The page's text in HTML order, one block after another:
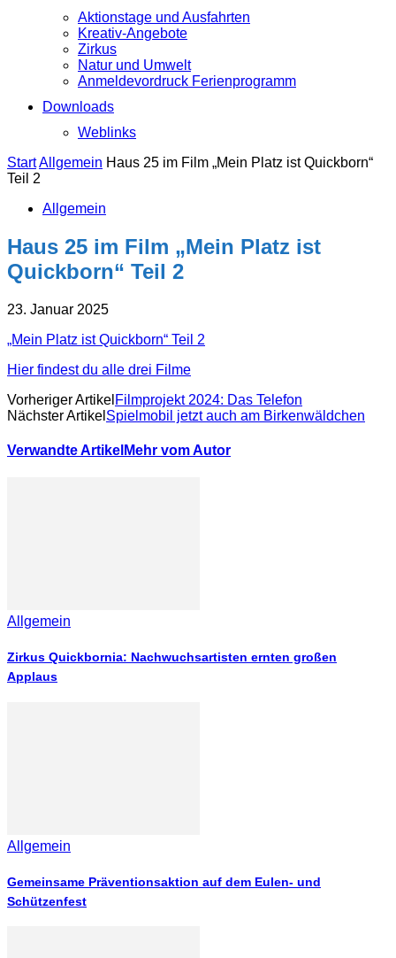
Aktionstage und Ausfahrten
Kreativ-Angebote
Zirkus
Natur und Umwelt
Anmeldevordruck Ferienprogramm
Downloads
Weblinks
StartAllgemein Haus 25 im Film „Mein Platz ist Quickborn“
Teil 2
Allgemein
Haus 25 im Film „Mein Platz ist
Quickborn“ Teil 2
23. Januar 2025
„Mein Platz ist Quickborn“ Teil 2
Hier findest du alle drei Filme
Vorheriger Artikel Filmprojekt 2024: Das Telefon
Nächster Artikel Spielmobil jetzt auch am Birkenwäldchen
Verwandte Artikel Mehr vom Autor
Allgemein
Zirkus Quickbornia: Nachwuchsartisten ernten großen
Applaus
Allgemein
Gemeinsame Präventionsaktion auf dem Eulen- und
Schützenfest